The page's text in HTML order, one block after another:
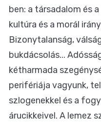
ben: a társadalom és
kultúra és a morál
Bizonytalanság,
bukdácsolás...
kétharmada
perifériája vagyunk,
szlogenekkel és a
árucikkeivel. A lemez